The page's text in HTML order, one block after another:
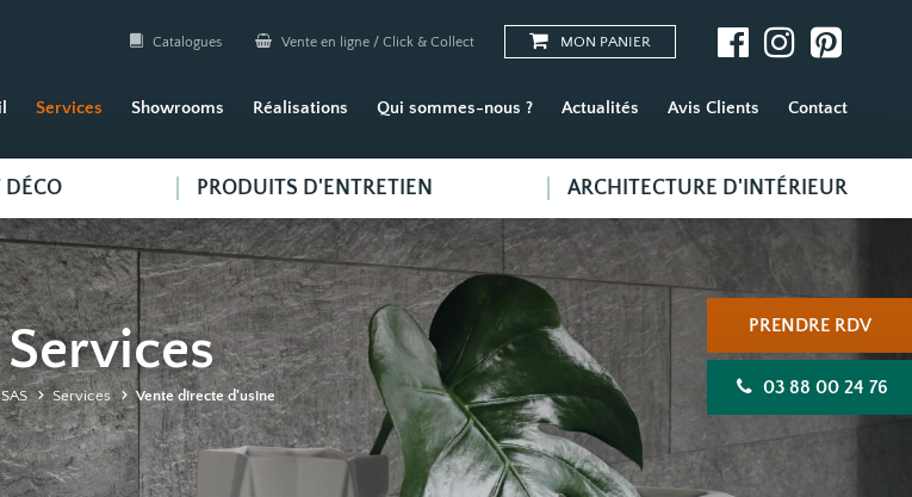
Catalogues Vente en ligne / Click & Collect MON PANIER
Services Showrooms Réalisations Qui sommes-nous ? Actualités Avis Clients Contact
DÉCO PRODUITS D'ENTRETIEN ARCHITECTURE D'INTÉRIEUR
PRENDRE RDV
03 88 00 24 76
Services
Services Vente directe d'usine